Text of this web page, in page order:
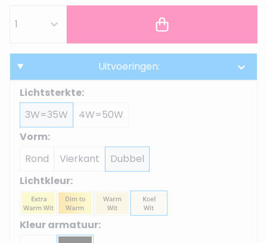
Uitvoeringen:
Lichtsterkte:
3W=35W
4W=50W
Vorm:
Rond
Vierkant
Dubbel
Lichtkleur:
Kleur armatuur: